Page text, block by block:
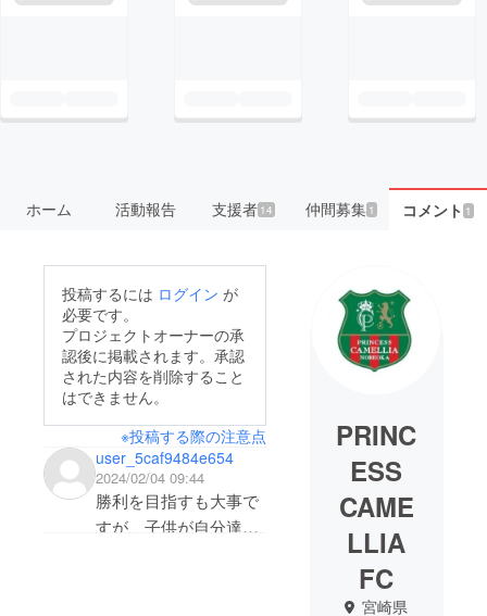
ホーム 活動報告 支援者 14 仲間募集 1 コメント 1
投稿するには ログイン が
必要です。
プロジェクトオーナーの承
認後に掲載されます。承認
された内容を削除すること
はできません。
※投稿する際の注意点
user_5caf9484e654
2024/02/04 09:44
勝利を目指すも大事で
すが、子供が自分達だ
PRINC
ESS
CAME
LLIA
FC
宮崎県